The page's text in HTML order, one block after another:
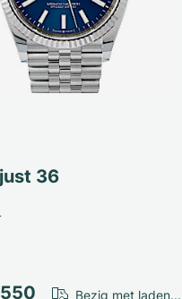
36
Bezig met laden...